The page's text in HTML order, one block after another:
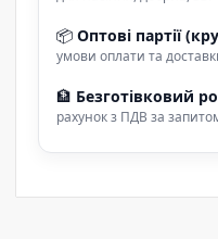
📦 Оптові партії
умови оплати та
🏦 Безготівковий
рахунок з ПДВ за